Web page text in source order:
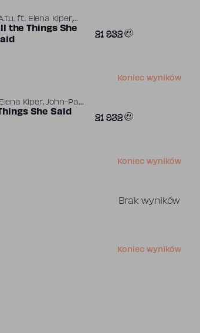
ft. Elena Kiper,
Paul Mason,
Kierszenbaum
Galoyan
the Things She
21 932
Koniec wyników
Elena Kiper,John-Paul
Kierszenbaum
She Said 21 932
Koniec wyników
Brak wyników
Koniec wyników